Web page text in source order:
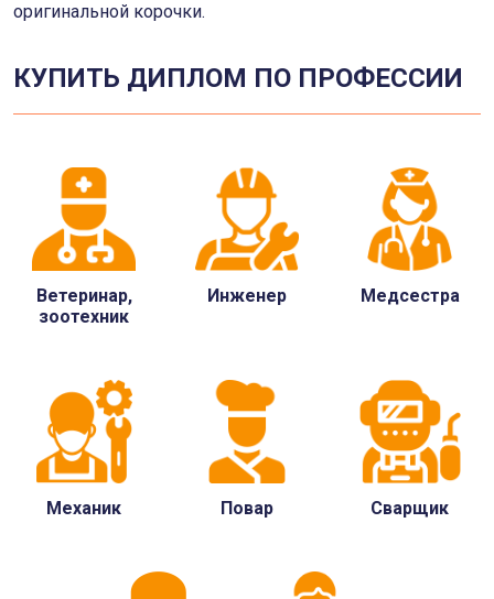
оригинальной корочки.
КУПИТЬ ДИПЛОМ ПО ПРОФЕССИИ
Ветеринар,
зоотехник
Инженер Медсестра
Механик Повар Сварщик